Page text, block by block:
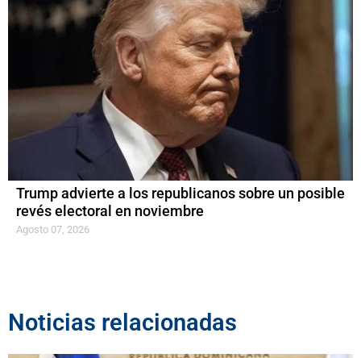
Trump advierte a los republicanos sobre un posible
revés electoral en noviembre
Agosto 07, 2026
Noticias relacionadas